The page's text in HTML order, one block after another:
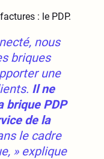
: le PDP.
nous
briques
une
Il ne
brique PDP
de la
le cadre
»explique